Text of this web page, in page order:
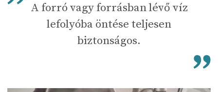
A forró vagy forrásban lévő víz
lefolyóba öntése teljesen
biztonságos.